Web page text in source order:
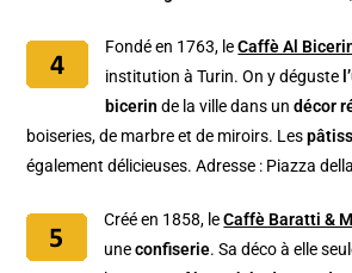
Fondé en 1763, leCaffè Al
institution à Turin. On y déguste
bicerin de la ville dans undécor
boiseries, de marbre et de miroirs. Les
également délicieuses. Adresse : Piazza
Créé en 1858, leCaffè Baratti &
uneconfiserie. Sa déco à elle